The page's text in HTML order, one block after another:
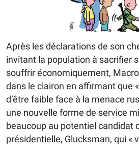
Après les déclarations de son
invitant la population à sacrifier
souffrir économiquement,
dans le clairon en affirmant que
d’être faible face à la menace
une nouvelle forme de service
beaucoup au potentiel candidat
présidentielle, Glucksman, qui «